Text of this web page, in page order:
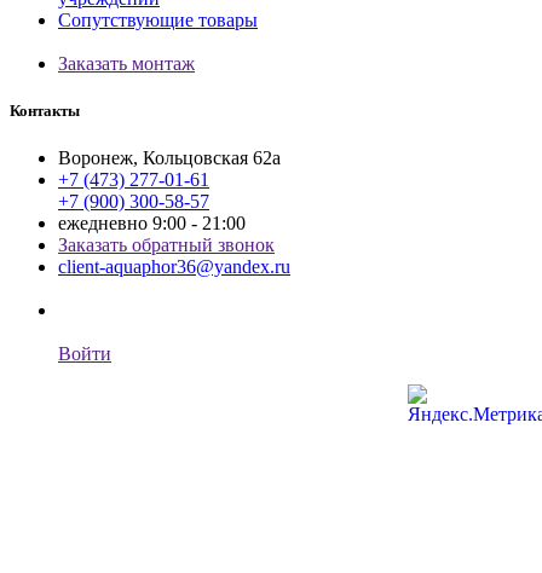
Сопутствующие товары
Заказать монтаж
Контакты
Воронеж, Кольцовская 62а
+7 (473) 277-01-61
+7 (900) 300-58-57
ежедневно 9:00 - 21:00
Заказать обратный звонок
client-aquaphor36@yandex.ru
Войти